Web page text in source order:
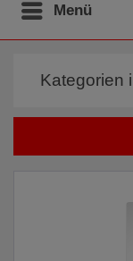
Menü
Kategorien